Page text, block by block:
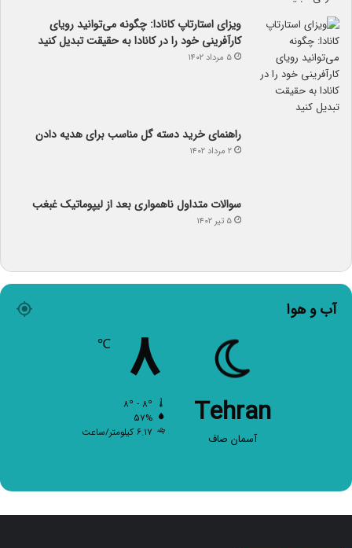
ویزای استارتاپ کانادا: چگونه می‌توانید رویای
کارآفرینی خود را در کانادا به حقیقت تبدیل کنید
۵ مرداد ۱۴۰۲
راهنمای خرید دسته گل مناسب برای هدیه دادن
۲ مرداد ۱۴۰۲
سوالات متداول ناهمواری بعد از لیپوماتیک غبغب
۵ تیر ۱۴۰۲
آب و هوا
Tehran
آسمان صاف
۸
۵۷%
۶.۱۷ کیلومتر/ساعت